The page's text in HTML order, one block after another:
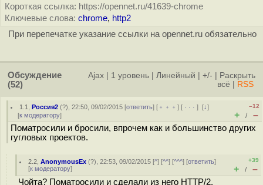
Короткая ссылка: https://opennet.ru/41639-chrome
Ключевые слова: chrome, http2
При перепечатке указание ссылки на opennet.ru обязательно
Обсуждение
(52)
Ajax 1 уровень Линейный +/-
Раскрыть
всё
RSS
1.1 ,Россия2 (?), 22:50, 09/02/2015 [ответить] [ ﹢﹢﹢] [ · · ·][↓]
[к модератору]
–12
+ / –
Поматросили и бросили, впрочем как и большинство других
гугловых проектов.
2.2 ,AnonymousEx (?), 22:53, 09/02/2015 [^] [^^] [^^^] [ответить]
[к модератору]
+39
+ / –
Чойта? Поматросили и сделали из него HTTP/2.